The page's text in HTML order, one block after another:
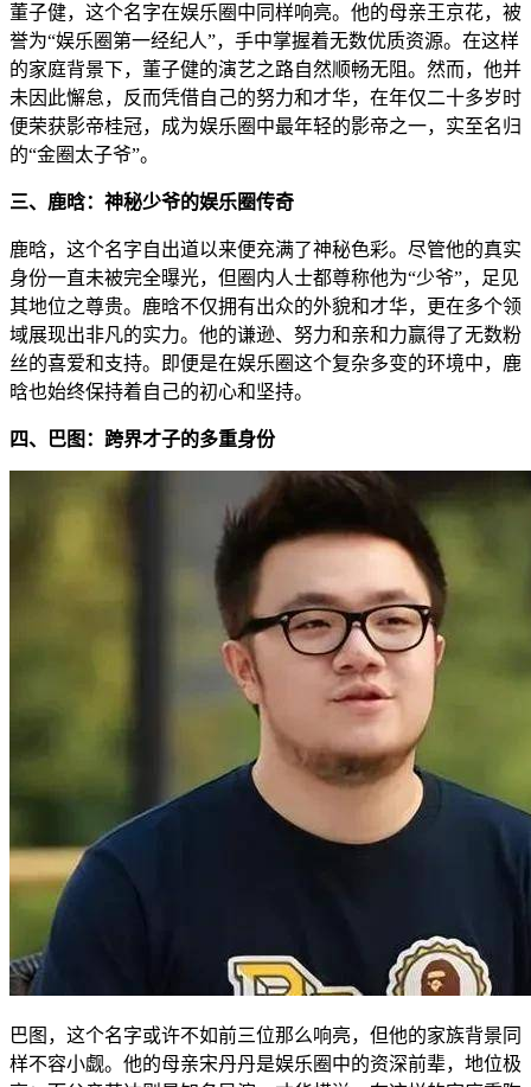
董子健，这个名字在娱乐圈中同样响亮。他的母亲王京花，被
誉为“娱乐圈第一经纪人”，手中掌握着无数优质资源。在这样
的家庭背景下，董子健的演艺之路自然顺畅无阻。然而，他并
未因此懈怠，反而凭借自己的努力和才华，在年仅二十多岁时
便荣获影帝桂冠，成为娱乐圈中最年轻的影帝之一，实至名归
的“金圈太子爷”。
三、鹿晗：神秘少爷的娱乐圈传奇
鹿晗，这个名字自出道以来便充满了神秘色彩。尽管他的真实
身份一直未被完全曝光，但圈内人士都尊称他为“少爷”，足见
其地位之尊贵。鹿晗不仅拥有出众的外貌和才华，更在多个领
域展现出非凡的实力。他的谦逊、努力和亲和力赢得了无数粉
丝的喜爱和支持。即便是在娱乐圈这个复杂多变的环境中，鹿
晗也始终保持着自己的初心和坚持。
四、巴图：跨界才子的多重身份
巴图，这个名字或许不如前三位那么响亮，但他的家族背景同
样不容小觑。他的母亲宋丹丹是娱乐圈中的资深前辈，地位极